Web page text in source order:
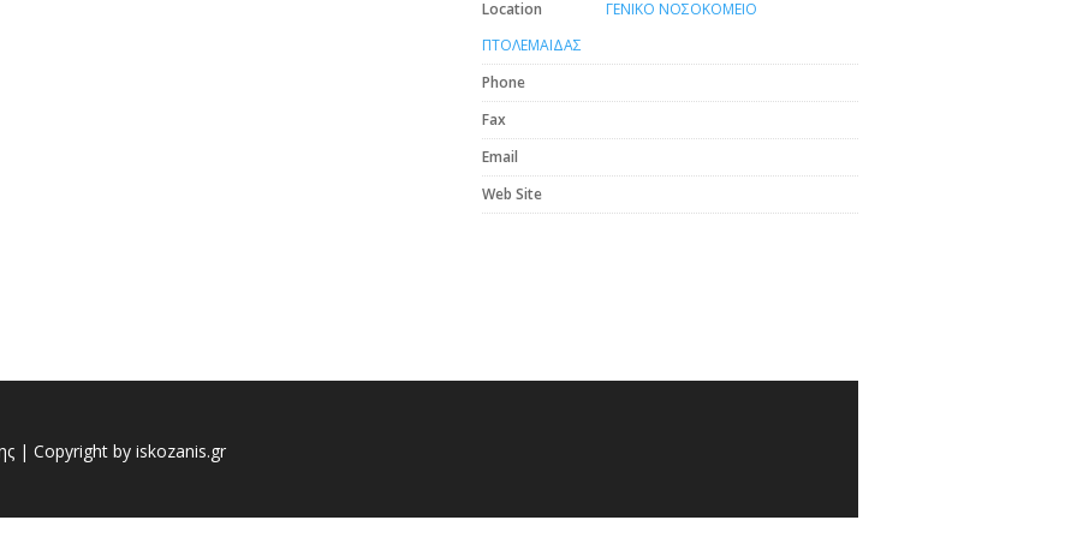
Location
ΓΕΝΙΚΟ ΝΟΣΟΚΟΜΕΙΟ
ΠΤΟΛΕΜΑΙΔΑΣ
Phone
Fax
Email
Web Site
| Copyright by iskozanis.gr